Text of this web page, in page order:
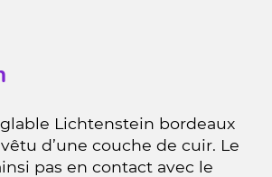
Lichtenstein bordeaux
d’une couche de cuir. Le
pas en contact avec le